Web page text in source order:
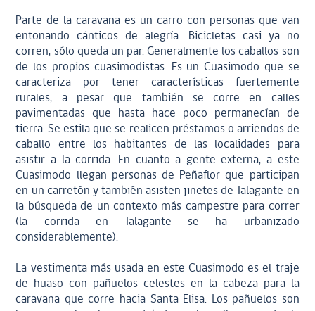
Parte de la caravana es un carro con personas que van
entonando cánticos de alegría. Bicicletas casi ya no
corren, sólo queda un par. Generalmente los caballos son
de los propios cuasimodistas. Es un Cuasimodo que se
caracteriza por tener características fuertemente
rurales, a pesar que también se corre en calles
pavimentadas que hasta hace poco permanecían de
tierra. Se estila que se realicen préstamos o arriendos de
caballo entre los habitantes de las localidades para
asistir a la corrida. En cuanto a gente externa, a este
Cuasimodo llegan personas de Peñaflor que participan
en un carretón y también asisten jinetes de Talagante en
la búsqueda de un contexto más campestre para correr
(la corrida en Talagante se ha urbanizado
considerablemente).
La vestimenta más usada en este Cuasimodo es el traje
de huaso con pañuelos celestes en la cabeza para la
caravana que corre hacia Santa Elisa. Los pañuelos son